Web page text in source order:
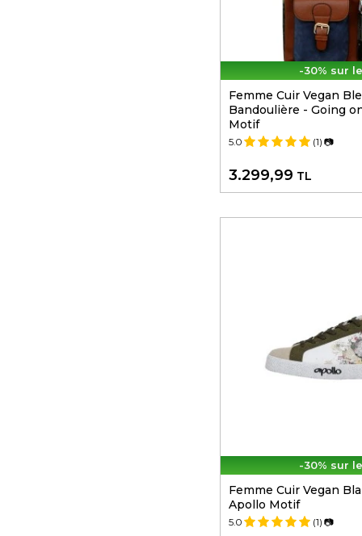
-30% sur
Femme Cuir Vegan
Bandoulière - Going
Motif
5.0 (1) 📷
3.299,99 TL
-30% sur
Femme Cuir Vegan
Apollo Motif
5.0 (1) 📷